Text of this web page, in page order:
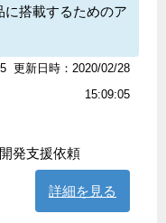
搭載するためのア
更新日時：2020/02/28
15:09:05
発支援依頼
詳細を見る